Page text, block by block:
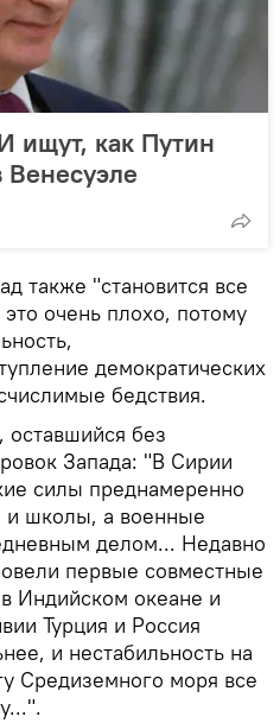
ищут, как Путин
также "становится все
очень плохо, потому
демократических
бедствия.
без
Запада: "В Сирии
силы преднамеренно
и школы, а военные
делом... Недавно
первые совместные
Индийском океане и
Турция и Россия
и нестабильность на
Средиземного моря все